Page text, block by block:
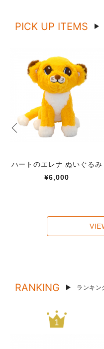
PICK UP ITEMS
ハートのエレナ ぬいぐるみ
¥6,000
RANKING ランキン